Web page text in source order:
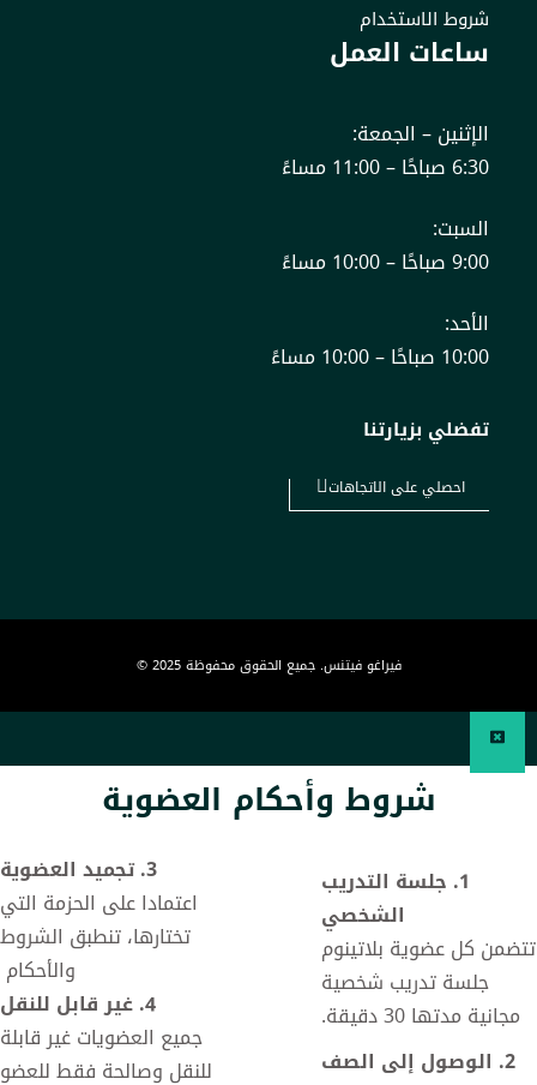
شروط الاستخدام
ساعات العمل
الإثنين – الجمعة:
6:30 صباحًا – 11:00 مساءً
السبت:
9:00 صباحًا – 10:00 مساءً
الأحد:
10:00 صباحًا – 10:00 مساءً
تفضلي بزيارتنا
احصلي على الاتجاهات
© 2025 فيراغو فيتنس. جميع الحقوق محفوظة
شروط وأحكام العضوية
1. جلسة التدريب
الشخصي
تتضمن كل عضوية بلاتينوم
جلسة تدريب شخصية
مجانية مدتها 30 دقيقة.
2. الوصول إلى الصف
3. تجميد العضوية
اعتمادا على الحزمة التي
تختارها، تنطبق الشروط
والأحكام
4. غير قابل للنقل
جميع العضويات غير قابلة
للنقل وصالحة فقط للعضو